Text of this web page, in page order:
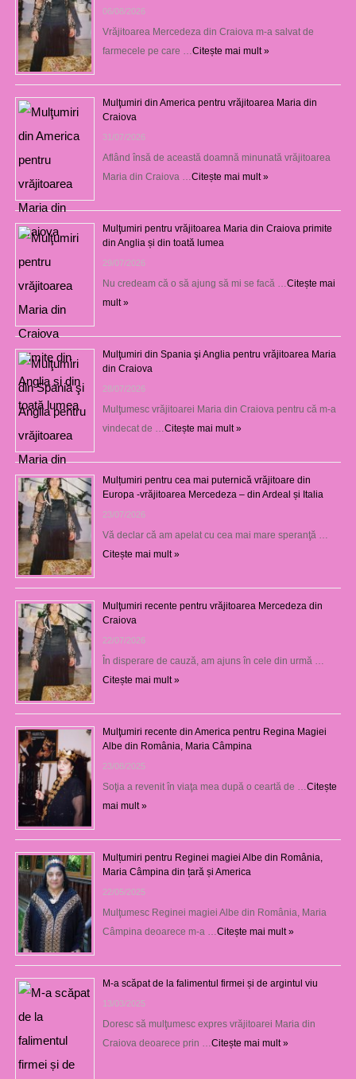
06/08/2026
Vrăjitoarea Mercedeza din Craiova m-a salvat de
farmecele pe care …Citește mai mult »
Mulţumiri din America pentru vrăjitoarea Maria din
Craiova
31/07/2026
Aflând însă de această doamnă minunată vrăjitoarea
Maria din Craiova …Citește mai mult »
Mulţumiri pentru vrăjitoarea Maria din Craiova primite
din Anglia și din toată lumea
29/07/2026
Nu credeam că o să ajung să mi se facă …Citește mai
mult »
Mulţumiri din Spania şi Anglia pentru vrăjitoarea Maria
din Craiova
28/07/2026
Mulţumesc vrăjitoarei Maria din Craiova pentru că m-a
vindecat de …Citește mai mult »
Mulțumiri pentru cea mai puternică vrăjitoare din
Europa -vrăjitoarea Mercedeza – din Ardeal și Italia
23/07/2026
Vă declar că am apelat cu cea mai mare speranţă …
Citește mai mult »
Mulţumiri recente pentru vrăjitoarea Mercedeza din
Craiova
22/07/2026
În disperare de cauză, am ajuns în cele din urmă …
Citește mai mult »
Mulţumiri recente din America pentru Regina Magiei
Albe din România, Maria Câmpina
23/08/2025
Soţia a revenit în viaţa mea după o ceartă de …Citește
mai mult »
Mulțumiri pentru Reginei magiei Albe din România,
Maria Câmpina din țară și America
22/05/2025
Mulţumesc Reginei magiei Albe din România, Maria
Câmpina deoarece m-a …Citește mai mult »
M-a scăpat de la falimentul firmei și de argintul viu
13/03/2025
Doresc să mulţumesc expres vrăjitoarei Maria din
Craiova deoarece prin …Citește mai mult »